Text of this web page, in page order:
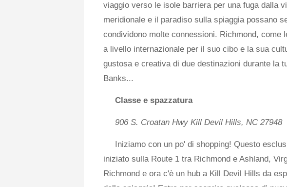
viaggio verso le isole barriera per una fuga dalla
meridionale e il paradiso sulla spiaggia possano
condividono molte connessioni. Richmond, come
a livello internazionale per il suo cibo e la sua
gustosa e creativa di due destinazioni durante la
Banks...
Classe e spazzatura
906 S. Croatan Hwy Kill Devil Hills, NC 27948
Iniziamo con un po' di shopping! Questo
iniziato sulla Route 1 tra Richmond e Ashland,
Richmond e ora c'è un hub a Kill Devil Hills da